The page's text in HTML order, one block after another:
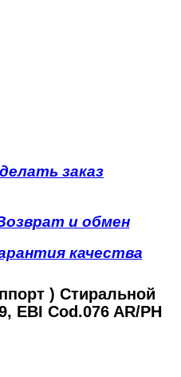
заказ
и обмен
качества
) Стиральной
EBI Cod.076 AR/PH